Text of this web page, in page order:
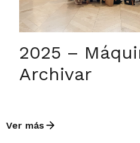
2025 –
Archivar
Ver más